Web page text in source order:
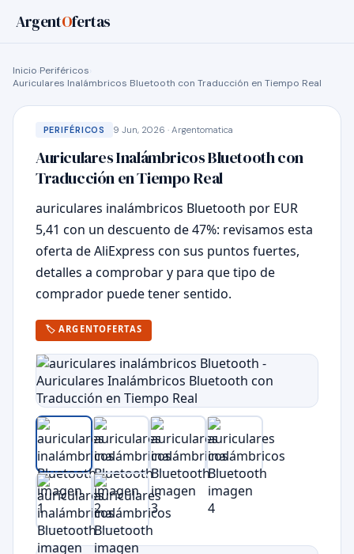
ArgentOfertas
Inicio Periféricos
Auriculares Inalámbricos Bluetooth con Traducción en Tiempo Real
PERIFÉRICOS 9 Jun, 2026 · Argentomatica
Auriculares Inalámbricos Bluetooth con
Traducción en Tiempo Real
auriculares inalámbricos Bluetooth por EUR
5,41 con un descuento de 47%: revisamos esta
oferta de AliExpress con sus puntos fuertes,
detalles a comprobar y para que tipo de
comprador puede tener sentido.
🏷 ARGENTOFERTAS